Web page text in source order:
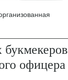
офицера